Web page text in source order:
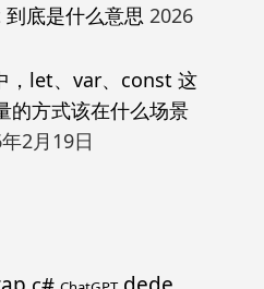
底是什么意思 2026
，let、var、const 这
的方式该在什么场景
2月19日